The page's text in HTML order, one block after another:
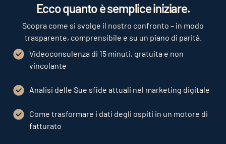
Ecco quanto è semplice iniziare.
Scopra come si svolge il nostro confronto – in modo
trasparente, comprensibile e su un piano di parità.
Videoconsulenza di 15 minuti, gratuita e non
vincolante
Analisi delle Sue sfide attuali nel marketing digitale
Come trasformare i dati degli ospiti in un motore di
fatturato